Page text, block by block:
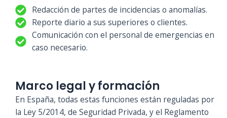
Redacción de partes de incidencias o anomalías.
Reporte diario a sus superiores o clientes.
Comunicación con el personal de emergencias en
caso necesario.
Marco legal y formación
En España, todas estas funciones están reguladas por
la Ley 5/2014, de Seguridad Privada, y el Reglamento